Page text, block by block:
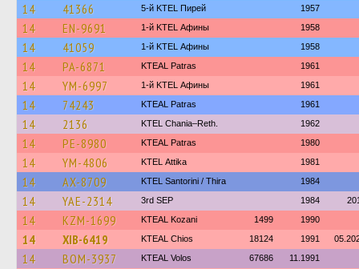
14 41366 5-й KTEL Пирей 1957
14 EN-9691 1-й KTEL Афины 1958
14 41059 1-й KTEL Афины 1958
14 PA-6871 KTEAL Patras 1961
14 YM-6997 1-й KTEL Афины 1961
14 74243 KTEAL Patras 1961
14 2136 KTEL Chania–Reth. 1962
14 PE-8980 KTEAL Patras 1980
14 YM-4806 KΤΕL Αttika 1981
14 AX-8709 KTEL Santorini / Thira 1984
14 YAE-2314 3rd SEP 1984
14 KZM-1699 KTEAL Kozani 1499 1990
14 XIB-6419 KTEAL Chios 18124 1991
14 BOM-3937 KTEAL Volos 67686 11.1991